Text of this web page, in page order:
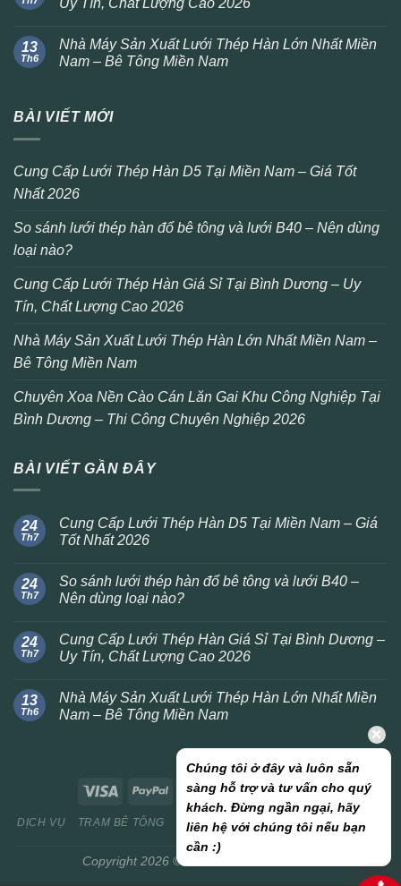
Uy Tín, Chất Lượng Cao 2026
13
Th6
Nhà Máy Sản Xuất Lưới Thép Hàn Lớn Nhất Miền
Nam – Bê Tông Miền Nam
BÀI VIẾT MỚI
Cung Cấp Lưới Thép Hàn D5 Tại Miền Nam – Giá Tốt
Nhất 2026
So sánh lưới thép hàn đổ bê tông và lưới B40 – Nên dùng
loại nào?
Cung Cấp Lưới Thép Hàn Giá Sỉ Tại Bình Dương – Uy
Tín, Chất Lượng Cao 2026
Nhà Máy Sản Xuất Lưới Thép Hàn Lớn Nhất Miền Nam –
Bê Tông Miền Nam
Chuyên Xoa Nền Cào Cán Lăn Gai Khu Công Nghiệp Tại
Bình Dương – Thi Công Chuyên Nghiệp 2026
BÀI VIẾT GẦN ĐÂY
24
Th7
Cung Cấp Lưới Thép Hàn D5 Tại Miền Nam – Giá
Tốt Nhất 2026
24
Th7
So sánh lưới thép hàn đổ bê tông và lưới B40 –
Nên dùng loại nào?
24
Th7
Cung Cấp Lưới Thép Hàn Giá Sỉ Tại Bình Dương –
Uy Tín, Chất Lượng Cao 2026
13
Th6
Nhà Máy Sản Xuất Lưới Thép Hàn Lớn Nhất Miền
Nam – Bê Tông Miền Nam
DỊCH VỤ TRẠM BÊ TÔNG CÔNG CỤ BÁO GIÁ NHANH
BLOG
BOOKS
Copyright 2026 ©
Chúng tôi ở đây và luôn sẵn
sàng hỗ trợ và tư vấn cho quý
khách. Đừng ngần ngại, hãy
liên hệ với chúng tôi nếu bạn
cần :)